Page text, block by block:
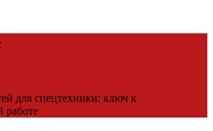
для спецтехники: ключ к
работе